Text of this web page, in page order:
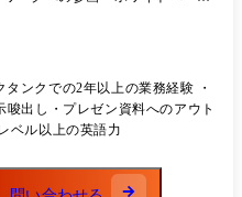
ンクでの2年以上の業務経験 ・
出し・プレゼン資料へのアウト
ベル以上の英語力